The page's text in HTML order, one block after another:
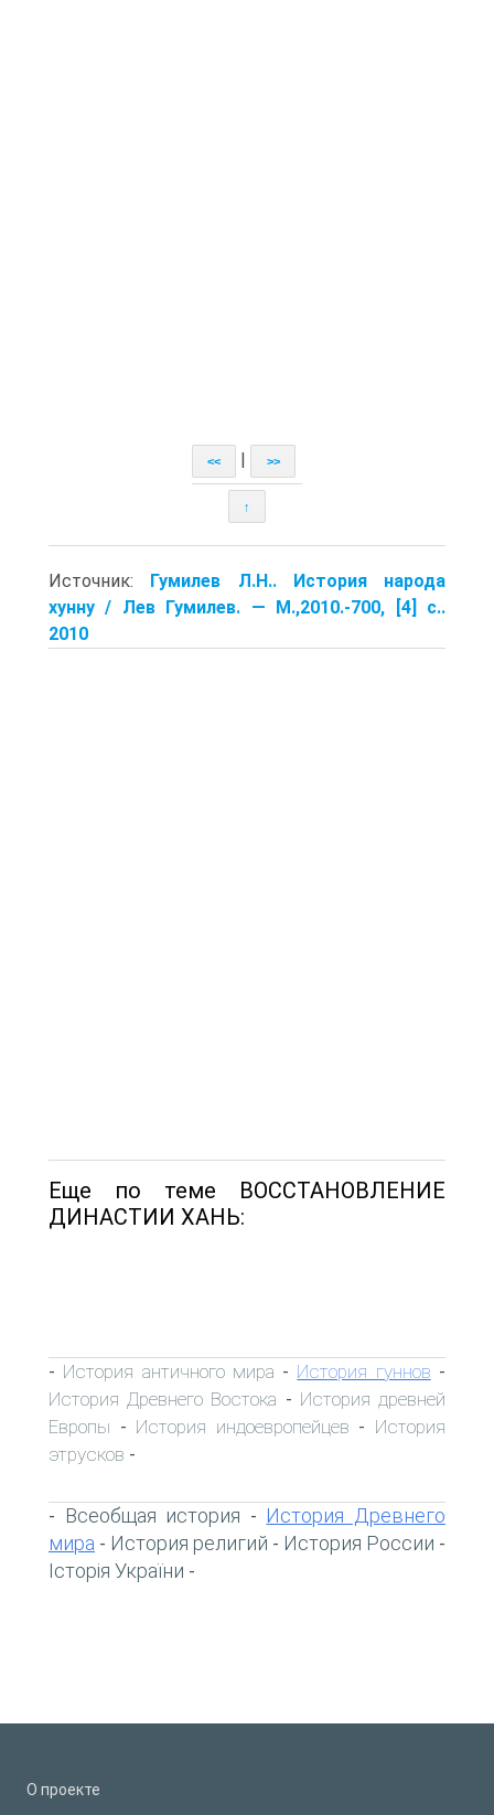
<< | >>
↑
Источник:
Гумилев Л.Н.. История народа
хунну / Лев Гумилев. — M.,2010.-700, [4] с..
2010
Еще по теме ВОССТАНОВЛЕНИЕ
ДИНАСТИИ ХАНЬ:
- История античного мира - История гуннов -
История Древнего Востока - История древней
Европы - История индоевропейцев - История
этрусков -
- Всеобщая история - История Древнего
мира - История религий - История России -
Історія України -
О проекте